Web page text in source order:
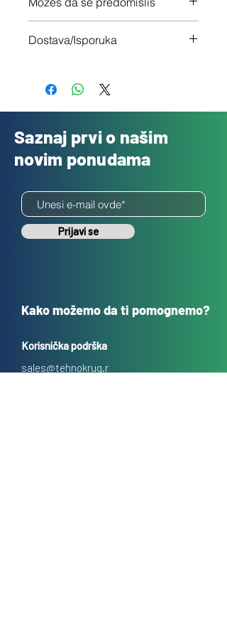
nisi zadovoljan
Dostava/Isporuka
Saznaj prvi o našim
novim ponudama
Prijavi se
Kako možemo da ti pomognemo?
Korisnička podrška
sales@tehnokrug.r